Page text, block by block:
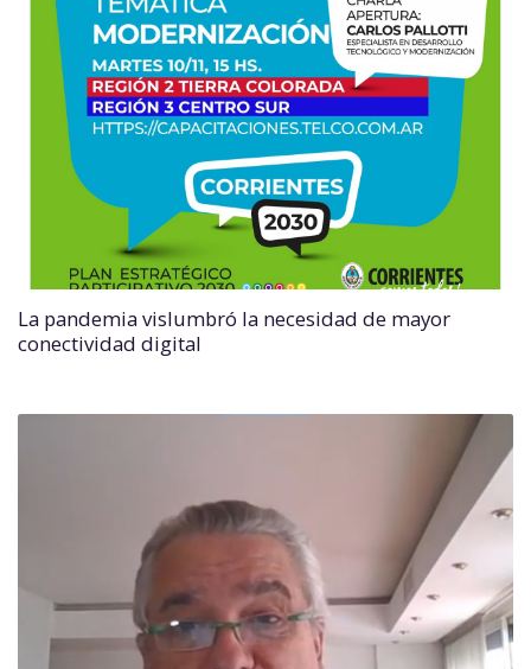
La pandemia vislumbró la necesidad de mayor
conectividad digital